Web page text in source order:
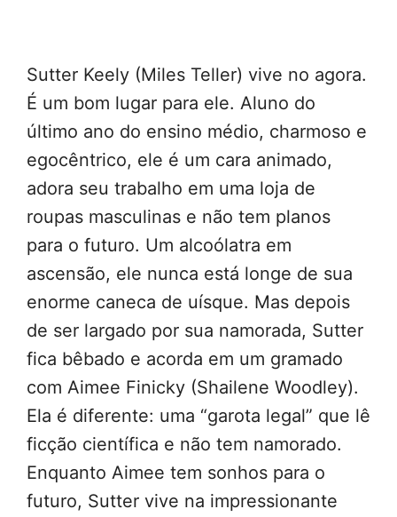
Sutter Keely (Miles Teller) vive no agora.
É um bom lugar para ele. Aluno do
último ano do ensino médio, charmoso e
egocêntrico, ele é um cara animado,
adora seu trabalho em uma loja de
roupas masculinas e não tem planos
para o futuro. Um alcoólatra em
ascensão, ele nunca está longe de sua
enorme caneca de uísque. Mas depois
de ser largado por sua namorada, Sutter
fica bêbado e acorda em um gramado
com Aimee Finicky (Shailene Woodley).
Ela é diferente: uma “garota legal” que lê
ficção científica e não tem namorado.
Enquanto Aimee tem sonhos para o
futuro, Sutter vive na impressionante